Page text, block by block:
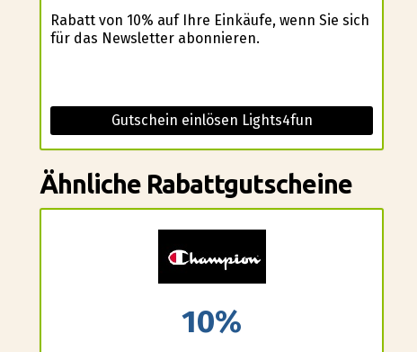
Rabatt von 10% auf Ihre Einkäufe, wenn Sie sich
für das Newsletter abonnieren.
Gutschein einlösen Lights4fun
Ähnliche Rabattgutscheine
10%